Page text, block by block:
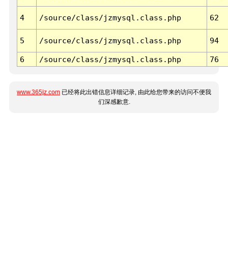
4 /source/class/jzmysql.class.php 62
5 /source/class/jzmysql.class.php 94
6 /source/class/jzmysql.class.php 76
www.365jz.com 已经将此出错信息详细记录, 由此给您带来的访问不便我
们深感歉意.